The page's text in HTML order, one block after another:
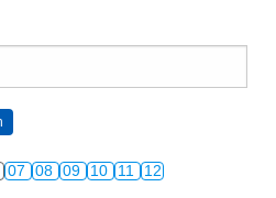
07 08 09 10 11 12